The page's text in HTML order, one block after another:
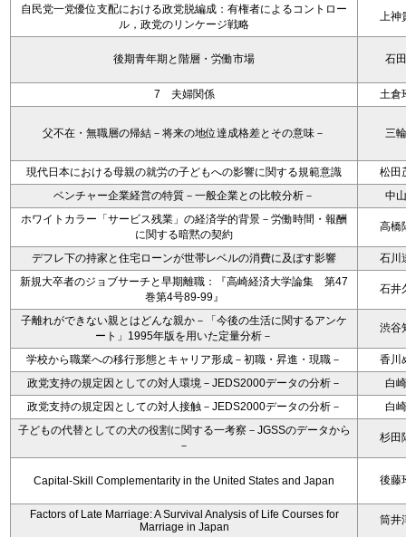
自民党一党優位支配における政党脱編成：有権者によるコントロー
ル，政党のリンケージ戦略
上神
後期青年期と階層・労働市場 石
7 夫婦関係 土倉
父不在・無職層の帰結－将来の地位達成格差とその意味－ 三
現代日本における母親の就労の子どもへの影響に関する規範意識
松田
ベンチャー企業経営の特質－一般企業との比較分析－
中
ホワイトカラー「サービス残業」の経済学的背景－労働時間・報酬
に関する暗黙の契約
高橋
デフレ下の持家と住宅ローンが世帯レベルの消費に及ぼす影響
石川
新規大卒者のジョブサーチと早期離職：『高崎経済大学論集 第47
巻第4号89-99』
石井
子離れができない親とはどんな親か－「今後の生活に関するアンケ
ート」1995年版を用いた定量分析－
渋谷
学校から職業への移行形態とキャリア形成－初職・昇進・現職－
香川
政党支持の規定因としての対人環境－JEDS2000データの分析－
白
政党支持の規定因としての対人接触－JEDS2000データの分析－
白
子どもの代替としての犬の役割に関する一考察－JGSSのデータから
－
杉田
Capital-Skill Complementarity in the United States and Japan 後藤
Factors of Late Marriage: A Survival Analysis of Life Courses for
Marriage in Japan
筒井